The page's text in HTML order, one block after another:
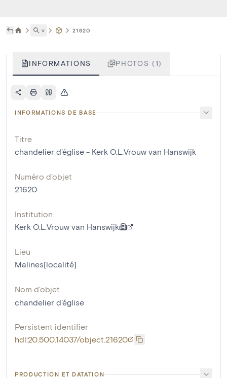
˅ 21620
INFORMATIONS PHOTOS (1)
INFORMATIONS DE BASE
Titre
chandelier d'église - Kerk O.L.Vrouw van Hanswijk
Numéro d'objet
21620
Institution
Kerk O.L.Vrouw van Hanswijk
Lieu
Malines[localité]
Nom d'objet
chandelier d'église
Persistent identifier
hdl:20.500.14037/object.21620
PRODUCTION ET DATATION